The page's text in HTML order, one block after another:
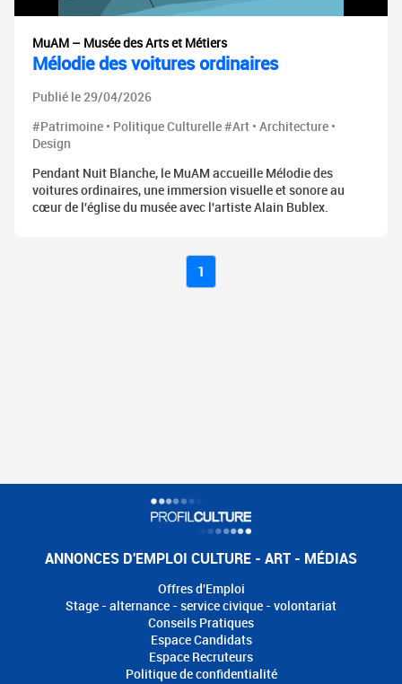
MuAM – Musée des Arts et Métiers
Mélodie des voitures ordinaires
Publié le 29/04/2026
#Patrimoine • Politique Culturelle #Art • Architecture •
Design
Pendant Nuit Blanche, le MuAM accueille Mélodie des
voitures ordinaires, une immersion visuelle et sonore au
cœur de l'église du musée avec l'artiste Alain Bublex.
1
ANNONCES D'EMPLOI CULTURE - ART - MÉDIAS
Offres d'Emploi
Stage - alternance - service civique - volontariat
Conseils Pratiques
Espace Candidats
Espace Recruteurs
Politique de confidentialité